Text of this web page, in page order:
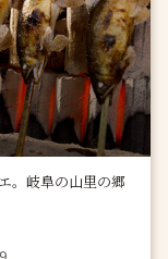
。岐阜の山里の郷